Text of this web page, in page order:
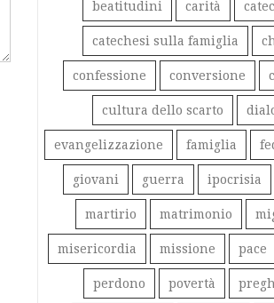
beatitudini carità
catechesi sulla famiglia
confessione conversione
cultura dello scarto
evangelizzazione famiglia
giovani guerra ipocrisia
martirio matrimonio
misericordia missione pace
perdono povertà